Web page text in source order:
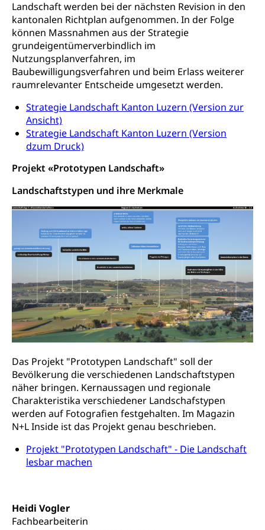
Landschaft werden bei der nächsten Revision in den
kantonalen Richtplan aufgenommen. In der Folge
können Massnahmen aus der Strategie
grundeigentümerverbindlich im
Nutzungsplanverfahren, im
Baubewilligungsverfahren und beim Erlass weiterer
raumrelevanter Entscheide umgesetzt werden.
Strategie Landschaft Kanton Luzern (Version zur
Ansicht)
Strategie Landschaft Kanton Luzern (Version
dzum Druck)
Projekt «Prototypen Landschaft»
Landschaftstypen und ihre Merkmale
Das Projekt "Prototypen Landschaft" soll der
Bevölkerung die verschiedenen Landschaftstypen
näher bringen. Kernaussagen und regionale
Charakteristika verschiedener Landschafstypen
werden auf Fotografien festgehalten. Im Magazin
N+L Inside ist das Projekt genau beschrieben.
Projekt "Prototypen Landschaft" - Die Landschaft
lesbar machen
Heidi Vogler
Fachbearbeiterin
Gesundheitsförderung
Jugend+Sport
Freiwilliger Schulsport
Sportförderung
Tiermedizin, Tierarzt, Tierschutz, Jagd, Fischerei,
Viehzucht
Tierschutz
Hobbytierhaltung und Bienen
Veterinärdienst
Wildtiere
Halten von Wildtieren
Hunde
Todesfall
Bestattung, Beerdigung, Testament, Erbrecht,
Erbschaft, Todesschein, Todesanzeige,
Zivilstandsamt, Erben, Erbenliste
Ärztliche Todesbescheinigung
Sicherheit
Armee
Militär, Militärdienst, Militärdienstpflicht,
Wehrpflicht, Berufssoldat, Militärdienstverweigerer,
Dienstverweigerer, Militärdienstverweigerung,
Wehrpflichtersatz, Wehrpflichtersatzabgabe
Militär
Schweizer Armee
Erwerbsausfallentschädigung (WAS Luzern)
Bevölkerungsschutz
Katastrophenschutz, Katastrophenhilfe, Polizei,
Feuerwehr, Gesundheitswesen, technische Betriebe,
Alarmierung, Sirenentest
Kantonaler Führungsstab
Polizei
Ordnungskräfte, Sicherheit, öffentliche Ordnung
Polizei
Versorgung
Vorratshaltung, Vorrat
Wasserversorgung
Waffen
Waffenerwerbsschein, Waffenschein, Waffenbüro,
Waffen, Sprengstoffe und Pyrotechnik
Zivildienst
Bundesamt für Zivildienst ZIVI
Zivilschutz